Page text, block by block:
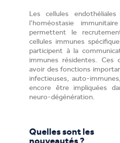
Les cellules
l’homéostasie
permettent le
cellules immunes
participent à la
immunes résidentes. Ces
avoir des fonctions
infectieuses, auto-
encore être impliquées
neuro-dégénération.
Quelles sont les